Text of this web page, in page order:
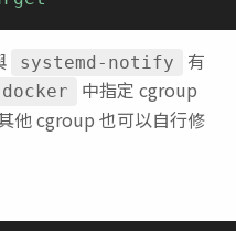
systemd-notify
有
中指定 cgroup
他 cgroup 也可以自行修